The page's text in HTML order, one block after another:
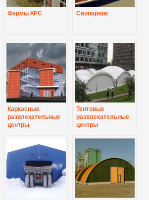
Фермы КРС Свинарник
Каркасные
развлекательные
центры
Тентовые
развлекательные
центры